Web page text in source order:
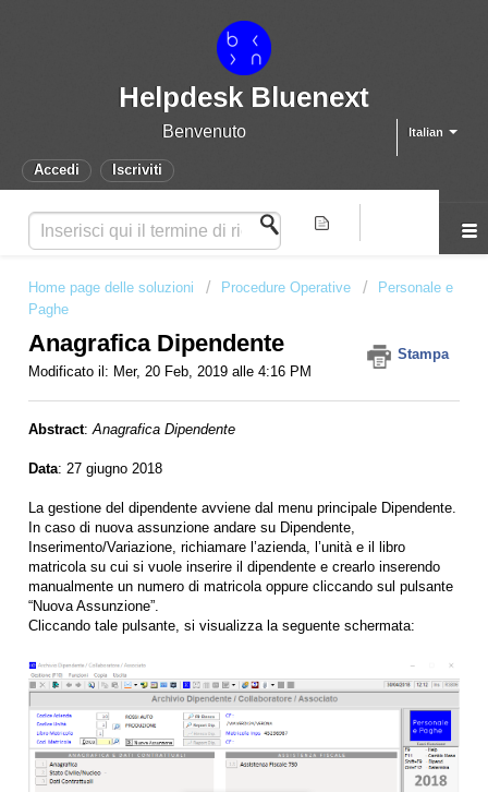
Helpdesk Bluenext
Italian
Benvenuto
Accedi Iscriviti
Home page delle soluzioni Procedure Operative
Personale e
Paghe
Anagrafica Dipendente
Stampa
Modificato il: Mer, 20 Feb, 2019 alle 4:16 PM
Abstract: Anagrafica Dipendente
Data: 27 giugno 2018
La gestione del dipendente avviene dal menu principale Dipendente.
In caso di nuova assunzione andare su Dipendente,
Inserimento/Variazione, richiamare l’azienda, l’unità e il libro
matricola su cui si vuole inserire il dipendente e crearlo inserendo
manualmente un numero di matricola oppure cliccando sul pulsante
“Nuova Assunzione”.
Cliccando tale pulsante, si visualizza la seguente schermata: